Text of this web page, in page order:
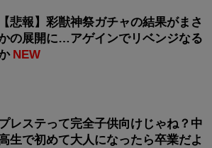
【悲報】彩獣神祭ガチャの結果がまさ
の展開に…アゲインでリベンジなる
NEW
レステって完全子供向けじゃね？中
生で初めて大人になったら卒業だよ